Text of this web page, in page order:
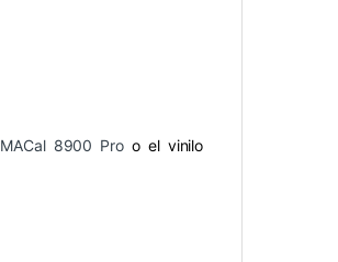
MACal 8900 Proo el vinilo